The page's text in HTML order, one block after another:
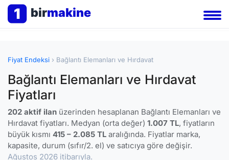
1 birmakine
Fiyat Endeksi › Bağlantı Elemanları ve Hırdavat
Bağlantı Elemanları ve Hırdavat
Fiyatları
202 aktif ilan üzerinden hesaplanan Bağlantı Elemanları ve
Hırdavat fiyatları. Medyan (orta değer) 1.007 TL, fiyatların
büyük kısmı 415 – 2.085 TL aralığında. Fiyatlar marka,
kapasite, durum (sıfır/2. el) ve satıcıya göre değişir.
Ağustos 2026 itibarıyla.